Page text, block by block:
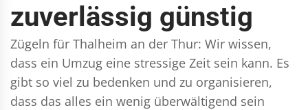
zuverlässig günstig
Zügeln für Thalheim an der Thur: Wir wissen,
dass ein Umzug eine stressige Zeit sein kann. Es
gibt so viel zu bedenken und zu organisieren,
dass das alles ein wenig überwältigend sein